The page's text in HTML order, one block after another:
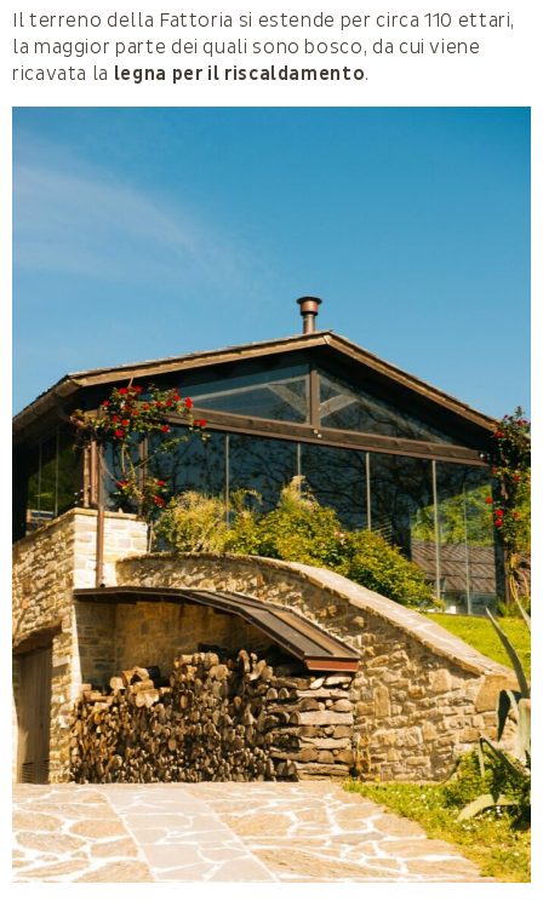
Il terreno della Fattoria si estende per circa 110 ettari,
la maggior parte dei quali sono bosco, da cui viene
ricavata la legna per il riscaldamento.